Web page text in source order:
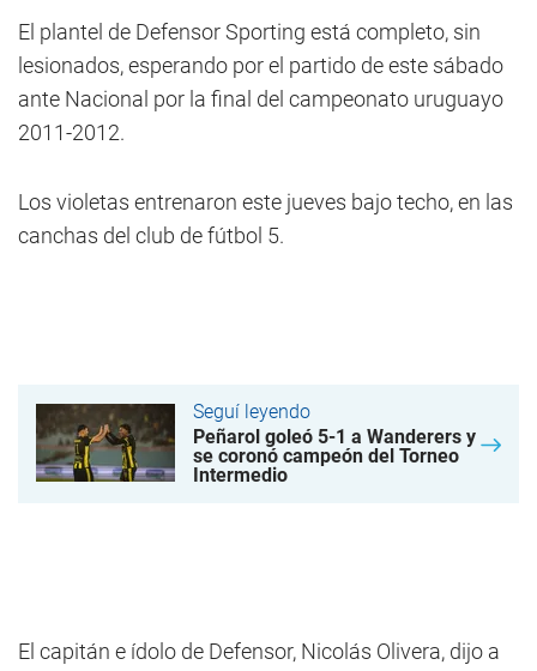
El plantel de Defensor Sporting está completo, sin
lesionados, esperando por el partido de este sábado
ante Nacional por la final del campeonato uruguayo
2011-2012.
Los violetas entrenaron este jueves bajo techo, en las
canchas del club de fútbol 5.
Seguí leyendo
Peñarol goleó 5-1 a Wanderers y
se coronó campeón del Torneo
Intermedio
El capitán e ídolo de Defensor, Nicolás Olivera, dijo a